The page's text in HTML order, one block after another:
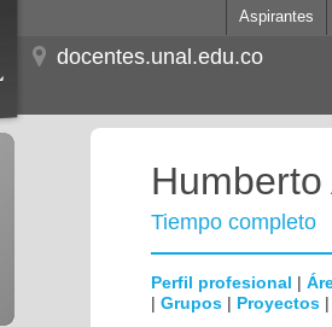
Aspirantes
docentes.unal.edu.co
Tiempo completo
Perfil profesional |
| Grupos | Proyectos